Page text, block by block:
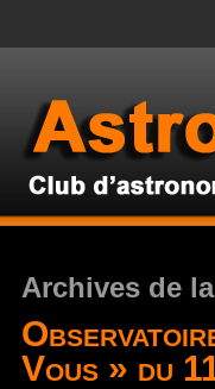
Archives de
Vous » du